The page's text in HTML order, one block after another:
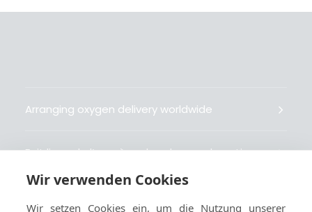
Arranging oxygen delivery worldwide
Fait livrer de l’oxygène dans le monde entier
Wir verwenden Cookies
Wir setzen Cookies ein, um die Nutzung unserer